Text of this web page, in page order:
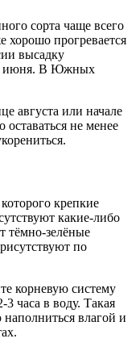
сорта чаще всего
хорошо прогревается
высадку
июня. В Южных
августа или начале
не менее
крепкие
какие-либо
тёмно-зелёные
по
корневую систему
часа в воду. Такая
влагой и